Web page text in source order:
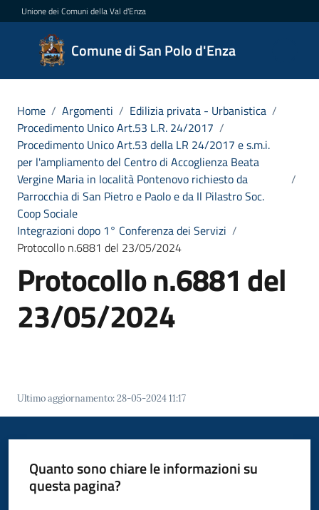
Vai al contenuto
Vai alla navigazione
Vai al footer
Unione dei Comuni della Val d'Enza
Comune di San Polo d'Enza
Comune
di San
d'Enza
Amministrazione
Novità
Servizi
Vivere
San
Polo
Home / Argomenti / Edilizia privata - Urbanistica /
Procedimento Unico Art.53 L.R. 24/2017 /
Procedimento Unico Art.53 della LR 24/2017 e s.m.i.
per l'ampliamento del Centro di Accoglienza Beata
Vergine Maria in località Pontenovo richiesto da
Parrocchia di San Pietro e Paolo e da Il Pilastro Soc.
Coop Sociale
/
Integrazioni dopo 1° Conferenza dei Servizi /
Protocollo n.6881 del 23/05/2024
Protocollo n.6881 del
23/05/2024
Ultimo aggiornamento:28-05-2024 11:17
Quanto sono chiare le informazioni su
questa pagina?